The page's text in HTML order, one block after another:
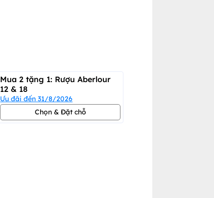
Mua 2 tặng 1: Rượu Aberlour
12 & 18
Ưu đãi đến 31/8/2026
Chọn & Đặt chỗ